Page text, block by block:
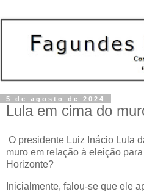
5 de agosto de 2024
Lula em cima do
O presidente Luiz Inácio Lula
muro em relação à eleição
Horizonte?
Inicialmente, falou-se que ele